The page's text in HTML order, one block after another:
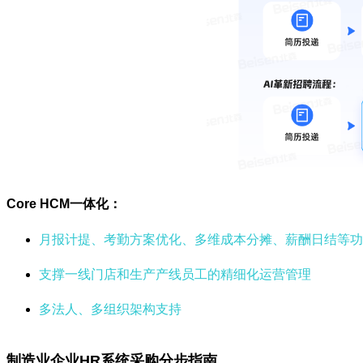
Core HCM一体化：
月报计提、考勤方案优化、多维成本分摊、薪酬日结等
支撑一线门店和生产产线员工的精细化运营管理
多法人、多组织架构支持